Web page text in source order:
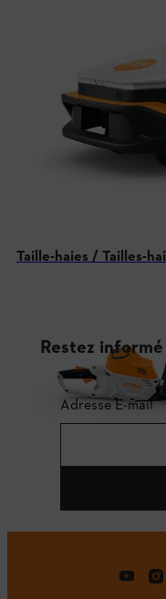
Taille-haies / Tailles-
Restez
Adresse E-mail